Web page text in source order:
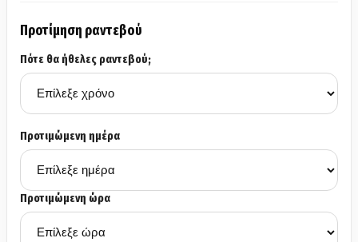
Προτίμηση ραντεβού
Πότε θα ήθελες ραντεβού;
Προτιμώμενη ημέρα
Προτιμώμενη ώρα